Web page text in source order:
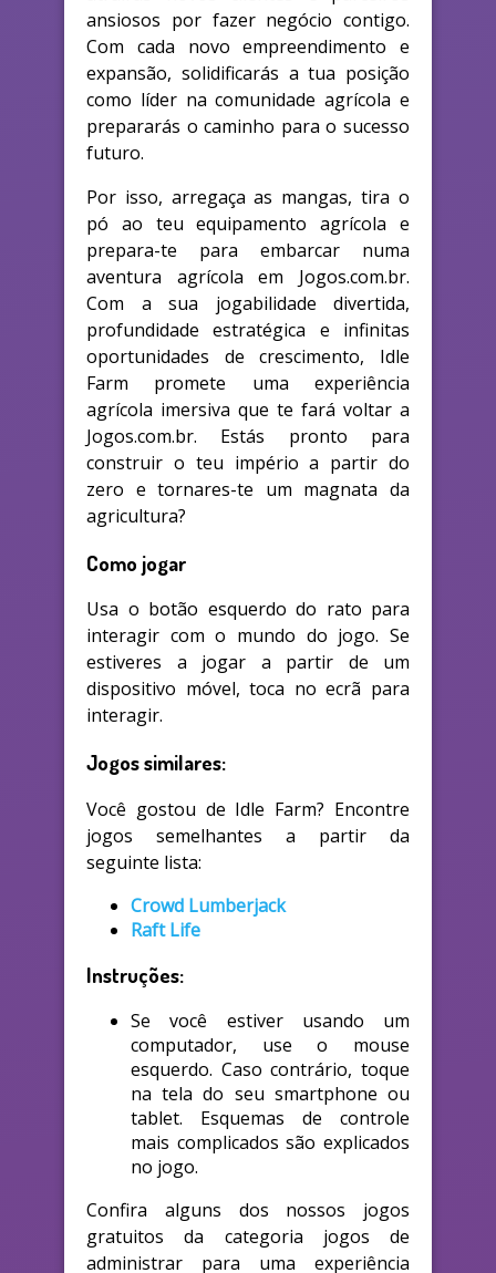
ansiosos por fazer negócio contigo.
Com cada novo empreendimento e
expansão, solidificarás a tua posição
como líder na comunidade agrícola e
prepararás o caminho para o sucesso
futuro.
Por isso, arregaça as mangas, tira o
pó ao teu equipamento agrícola e
prepara-te para embarcar numa
aventura agrícola em Jogos.com.br.
Com a sua jogabilidade divertida,
profundidade estratégica e infinitas
oportunidades de crescimento, Idle
Farm promete uma experiência
agrícola imersiva que te fará voltar a
Jogos.com.br. Estás pronto para
construir o teu império a partir do
zero e tornares-te um magnata da
agricultura?
Como jogar
Usa o botão esquerdo do rato para
interagir com o mundo do jogo. Se
estiveres a jogar a partir de um
dispositivo móvel, toca no ecrã para
interagir.
Jogos similares:
Você gostou de Idle Farm? Encontre
jogos semelhantes a partir da
seguinte lista:
Crowd Lumberjack
Raft Life
Instruções:
Se você estiver usando um
computador, use o mouse
esquerdo. Caso contrário, toque
na tela do seu smartphone ou
tablet. Esquemas de controle
mais complicados são explicados
no jogo.
Confira alguns dos nossos jogos
gratuitos da categoria jogos de
administrar para uma experiência